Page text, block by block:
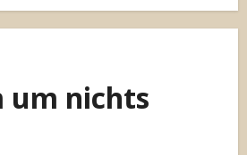
um nichts